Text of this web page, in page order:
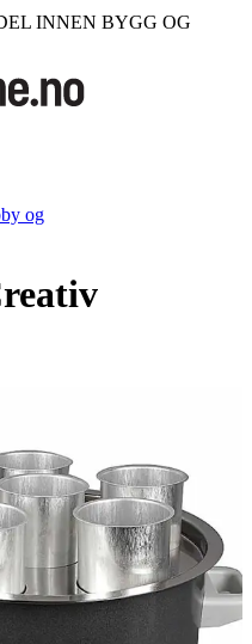
INNEN BYGG OG
og